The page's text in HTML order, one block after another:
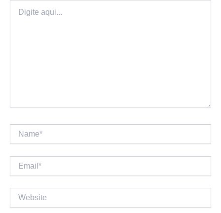
aqui...
Name*
Website